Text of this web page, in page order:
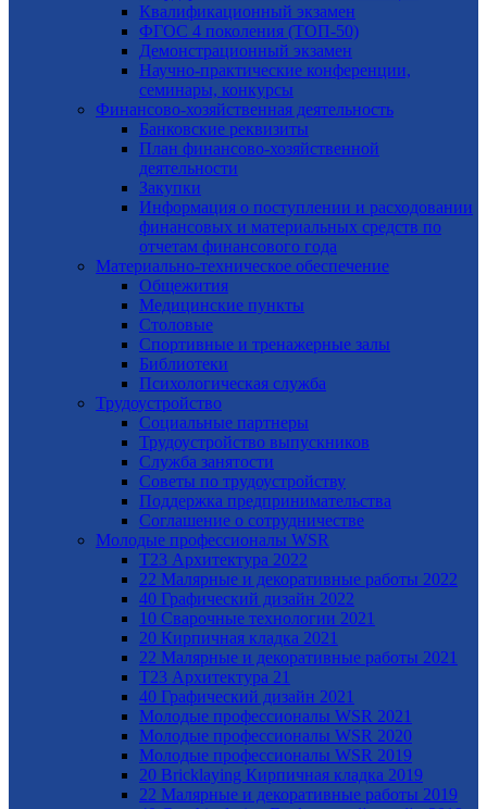
Квалификационный экзамен
ФГОС 4 поколения (ТОП-50)
Демонстрационный экзамен
Научно-практические конференции,
семинары, конкурсы
Финансово-хозяйственная деятельность
Банковские реквизиты
План финансово-хозяйственной
деятельности
Закупки
Информация о поступлении и расходовании
финансовых и материальных средств по
отчетам финансового года
Материально-техническое обеспечение
Общежития
Медицинские пункты
Столовые
Спортивные и тренажерные залы
Библиотеки
Психологическая служба
Трудоустройство
Cоциальные партнеры
Трудоустройство выпускников
Служба занятости
Советы по трудоустройству
Поддержка предпринимательства
Cоглашение о сотрудничестве
Молодые профессионалы WSR
T23 Архитектура 2022
22 Малярные и декоративные работы 2022
40 Графический дизайн 2022
10 Сварочные технологии 2021
20 Кирпичная кладка 2021
22 Малярные и декоративные работы 2021
Т23 Архитектура 21
40 Графический дизайн 2021
Молодые профессионалы WSR 2021
Молодые профессионалы WSR 2020
Молодые профессионалы WSR 2019
20 Bricklaying Кирпичная кладка 2019
22 Малярные и декоративные работы 2019